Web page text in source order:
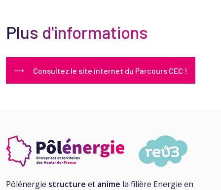
Plus d'informations
Consultez le site internet du Parcours CEC !
Pôlénergie structure et anime la filière Energie en